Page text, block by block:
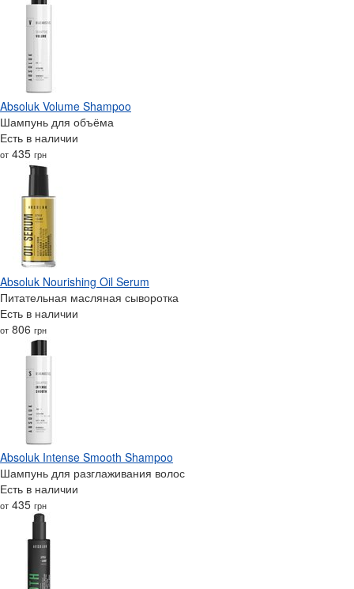
Absoluk Volume Shampoo
Шампунь для объёма
Есть в наличии
от 435 грн
Absoluk Nourishing Oil Serum
Питательная масляная сыворотка
Есть в наличии
от 806 грн
Absoluk Intense Smooth Shampoo
Шампунь для разглаживания волос
Есть в наличии
от 435 грн